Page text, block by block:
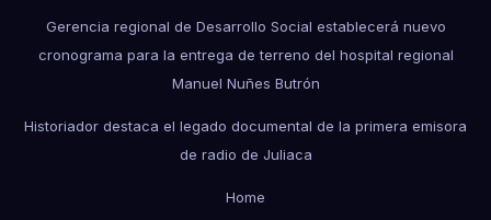
Gerencia regional de Desarrollo Social establecerá nuevo
cronograma para la entrega de terreno del hospital regional
Manuel Nuñes Butrón
Historiador destaca el legado documental de la primera emisora
de radio de Juliaca
Home